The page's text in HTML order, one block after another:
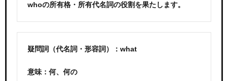
whoの所有格・所有代名詞の役割を果たします。
疑問詞（代名詞・形容詞）：what
意味：何、何の